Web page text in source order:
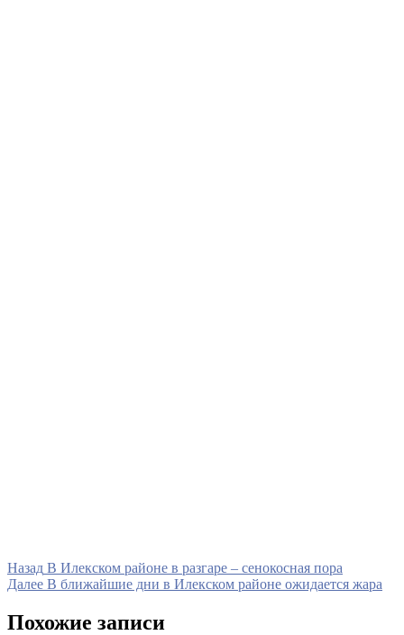
Навигация
по
записям
Назад Предыдущая
запись
В Илекском районе в разгаре – сенокосная пора
Далее Следующая
В ближайшие дни в Илекском районе ожидается жара
Похожие записи